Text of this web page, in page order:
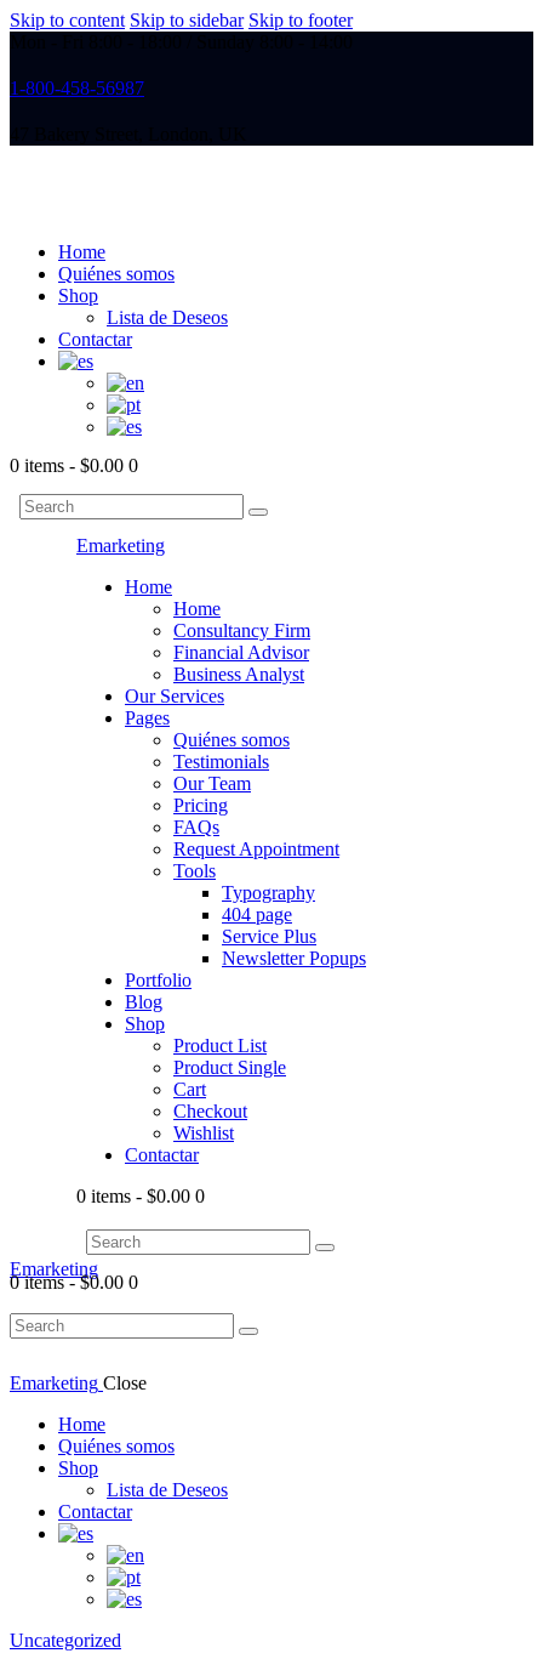
Skip to content Skip to sidebar Skip to footer
1-800-458-56987
Home
Quiénes somos
Shop
Lista de Deseos
Contactar
0 items - $0.00 0
Emarketing
Home
Home
Consultancy Firm
Financial Advisor
Business Analyst
Our Services
Pages
Quiénes somos
Testimonials
Our Team
Pricing
FAQs
Request Appointment
Tools
Typography
404 page
Service Plus
Newsletter Popups
Portfolio
Blog
Shop
Product List
Product Single
Cart
Checkout
Wishlist
Contactar
0 items - $0.00 0
Emarketing
0 items-$0.00 0
Emarketing Close
Home
Quiénes somos
Shop
Lista de Deseos
Contactar
Uncategorized